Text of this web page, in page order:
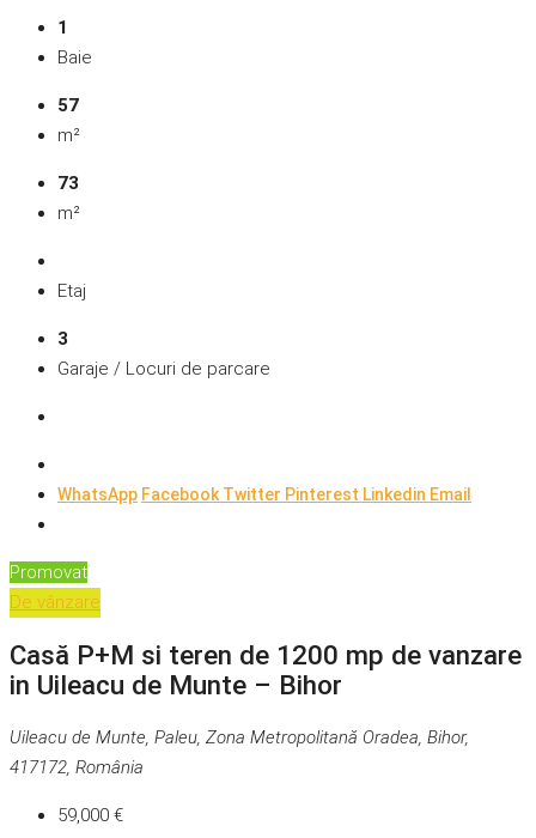
1
Baie
57
m²
73
m²
Etaj
3
Garaje / Locuri de parcare
WhatsApp FacebookTwitter Pinterest Linkedin Email
Promovat
De vânzare
Casă P+M si teren de 1200 mp de vanzare
in Uileacu de Munte – Bihor
Uileacu de Munte, Paleu, Zona Metropolitană Oradea, Bihor,
417172, România
59,000 €